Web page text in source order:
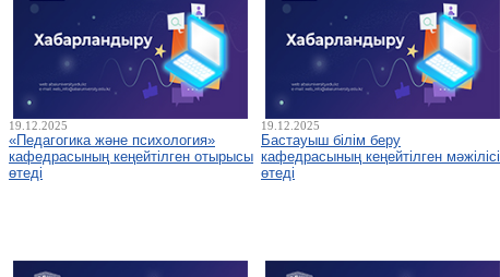
19.12.2025
«Педагогика және психология»
кафедрасының кеңейтілген отырысы
өтеді
19.12.2025
Бастауыш білім беру
кафедрасының кеңейтілген мәжілісі
өтеді